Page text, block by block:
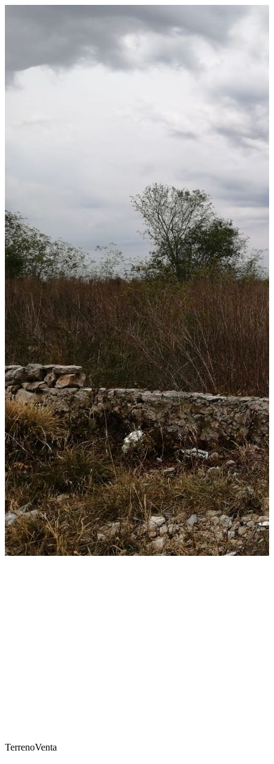
TerrenoVenta